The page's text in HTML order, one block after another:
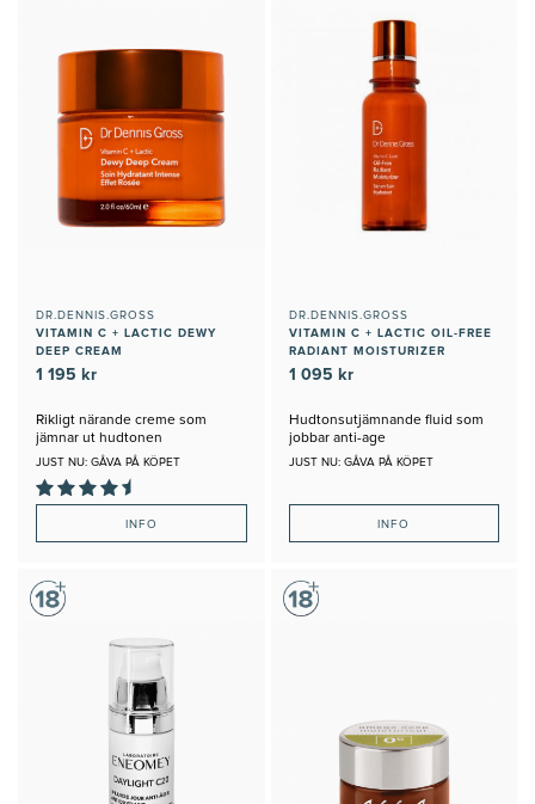
DR.DENNIS.GROSS
VITAMIN C + LACTIC DEWY
DEEP CREAM
1 195 kr
Rikligt närande creme som
jämnar ut hudtonen
JUST NU: GÅVA PÅ KÖPET
INFO
DR.DENNIS.GROSS
VITAMIN C + LACTIC OIL-FREE
RADIANT MOISTURIZER
1 095 kr
Hudtonsutjämnande fluid som
jobbar anti-age
JUST NU: GÅVA PÅ KÖPET
INFO